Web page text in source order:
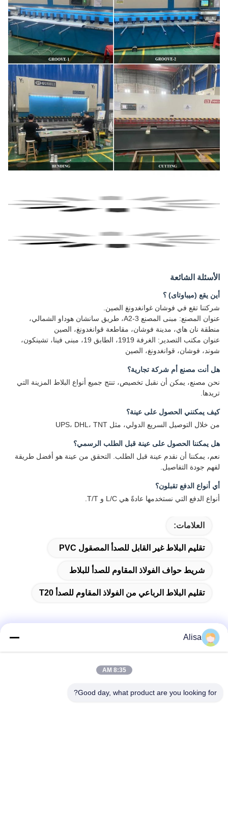
الأسئلة الشائعة
أين يقع (ميباوتاى) ؟
شركتنا تقع في فوشان غوانغدونغ الصين.
عنوان المصنع: مبنى المصنع A2-3، طريق سانشان هوداو الشمالي،
منطقة نان هاي، مدينة فوشان، مقاطعة قوانغدونغ، الصين
عنوان مكتب التصدير: الغرفة 1919، الطابق 19، مبنى فينا، تشينكون،
شوند، فوشان، قوانغدونغ، الصين
هل أنت مصنع أم شركة تجارية؟
نحن مصنع، يمكن أن نقبل تخصيص، تنتج جميع أنواع البلاط المزينة التي
تريدها.
كيف يمكنني الحصول على عينة؟
من خلال التوصيل السريع الدولي، مثل UPS، DHL، TNT
هل يمكننا الحصول على عينة قبل الطلب الرسمي؟
نعم، يمكننا أن نقدم عينة قبل الطلب. التحقق من عينة هو أفضل طريقة
لفهم جودة التفاصيل.
أي أنواع الدفع تقبلون؟
أنواع الدفع التي نستخدمها عادةً هي L/C و T/T.
العلامات:
تقليم البلاط غير القابل للصدأ المصقول PVC
شريط حواف الفولاذ المقاوم للصدأ للبلاط
تقليم البلاط الرباعي من الفولاذ المقاوم للصدأ T20
عنوان مكتب التصدير: Room 1919، Floor 19، Veinna building،
Alisa
8:35 AM
Good day, what product are you looking for?